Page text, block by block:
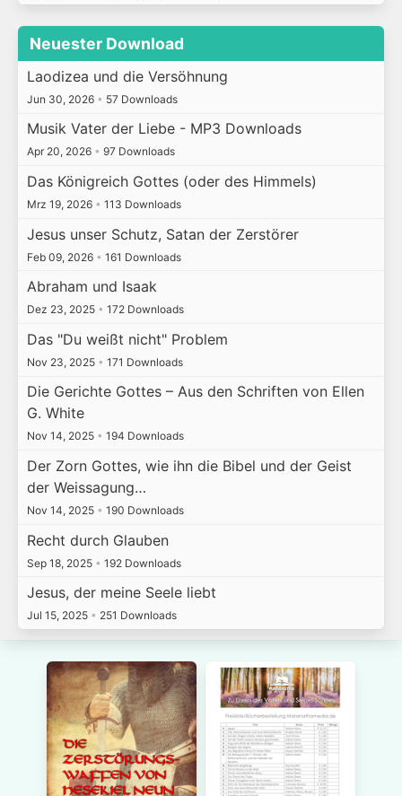
Neuester Download
Laodizea und die Versöhnung
Jun 30, 2026 • 57 Downloads
Musik Vater der Liebe - MP3 Downloads
Apr 20, 2026 • 97 Downloads
Das Königreich Gottes (oder des Himmels)
Mrz 19, 2026 • 113 Downloads
Jesus unser Schutz, Satan der Zerstörer
Feb 09, 2026 • 161 Downloads
Abraham und Isaak
Dez 23, 2025 • 172 Downloads
Das "Du weißt nicht" Problem
Nov 23, 2025 • 171 Downloads
Die Gerichte Gottes – Aus den Schriften von Ellen
G. White
Nov 14, 2025 • 194 Downloads
Der Zorn Gottes, wie ihn die Bibel und der Geist
der Weissagung…
Nov 14, 2025 • 190 Downloads
Recht durch Glauben
Sep 18, 2025 • 192 Downloads
Jesus, der meine Seele liebt
Jul 15, 2025 • 251 Downloads